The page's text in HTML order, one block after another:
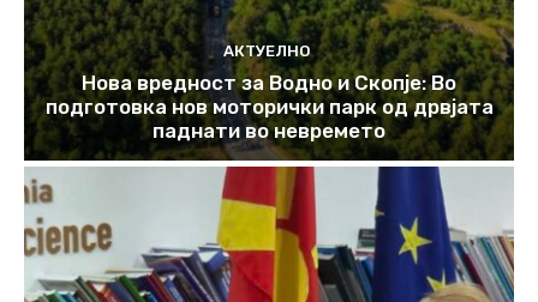
АКТУЕЛНО
Нова вредност за Водно и Скопје: Во
подготовка нов моторички парк од дрвјата
паднати во невремето